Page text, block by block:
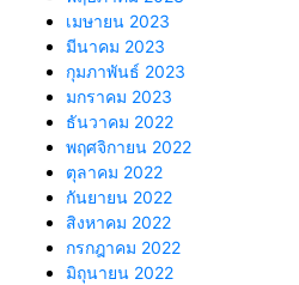
เมษายน 2023
มีนาคม 2023
กุมภาพันธ์ 2023
มกราคม 2023
ธันวาคม 2022
พฤศจิกายน 2022
ตุลาคม 2022
กันยายน 2022
สิงหาคม 2022
กรกฎาคม 2022
มิถุนายน 2022